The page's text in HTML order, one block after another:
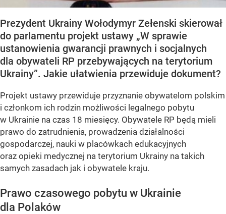
Prezydent Ukrainy Wołodymyr Zełenski skierował
do parlamentu projekt ustawy „W sprawie
ustanowienia gwarancji prawnych i socjalnych
dla obywateli RP przebywających na terytorium
Ukrainy”. Jakie ułatwienia przewiduje dokument?
Projekt ustawy przewiduje przyznanie obywatelom polskim
i członkom ich rodzin możliwości legalnego pobytu
w Ukrainie na czas 18 miesięcy. Obywatele RP będą mieli
prawo do zatrudnienia, prowadzenia działalności
gospodarczej, nauki w placówkach edukacyjnych
oraz opieki medycznej na terytorium Ukrainy na takich
samych zasadach jak i obywatele kraju.
Prawo czasowego pobytu w Ukrainie
dla Polaków